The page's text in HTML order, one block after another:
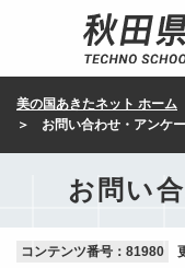
美の国あきたネット ホーム
お問い合わせ・アンケ
お問い
コンテンツ番号：81980